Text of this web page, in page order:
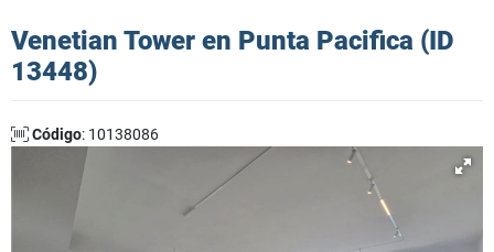
Venetian Tower en Punta Pacifica (ID
13448)
Código: 10138086